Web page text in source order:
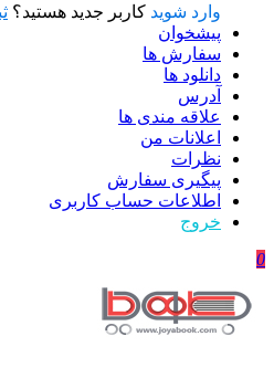
وارد شوید کاربر جدید هستید؟
پیشخوان
سفارش ها
دانلود ها
آدرس
علاقه مندی ها
اعلانات من
نظرات
پیگیری سفارش
اطلاعات حساب كاربری
خروج
0